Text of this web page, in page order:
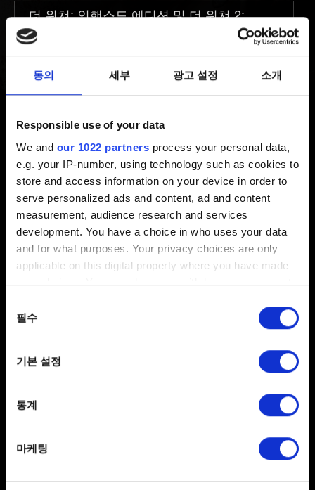
동의 세부 광고 설정 소개
Responsible use of your data
We and our 1022 partners process your personal data,
e.g. your IP-number, using technology such as cookies to
store and access information on your device in order to
serve personalized ads and content, ad and content
measurement, audience research and services
development. You have a choice in who uses your data
and for what purposes. Your privacy choices are only
applicable on this digital property where you have made
your choices. You can change or withdraw your consent
the Privacy trigger icon.
Collect information about your geographical
Identify your device by actively scanning it for
Find out more about how your personal data is processed
선택
필수
기본 설정
통계
마케팅
더 위쳐: 인핸스드 에디션 및 더 위쳐 2:
왕들의 암살자 인핸스드 에디션의 Mac
시스템 요구 사양 업데이트
카테고리 검색
기술 지원
설치, 업데이트, 충돌, 언어
게임 플레이
콘텐츠 가이드 라인, 기타